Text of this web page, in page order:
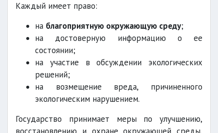
Каждый имеет право:
на благоприятную окружающую среду;
на достоверную информацию о ее
состоянии;
на участие в обсуждении экологических
решений;
на возмещение вреда, причиненного
экологическим нарушением.
Государство принимает меры по улучшению,